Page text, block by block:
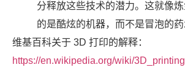
分释放这些技术的潜力。这就像
的是酷炫的机器，而不是冒泡的药
维基百科关于 3D 打印的解释：
https://en.wikipedia.org/wiki/3D_printing